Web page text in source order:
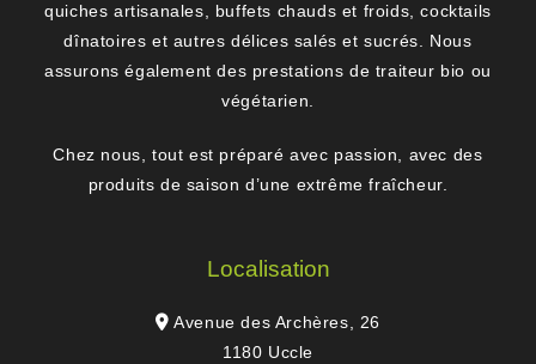
quiches artisanales, buffets chauds et froids, cocktails
dînatoires et autres délices salés et sucrés. Nous
assurons également des prestations de traiteur bio ou
végétarien.
Chez nous, tout est préparé avec passion, avec des
produits de saison d’une extrême fraîcheur.
Localisation
Avenue des Archères, 26
1180 Uccle